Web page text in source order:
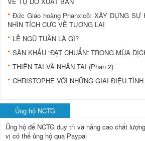
Đức Giáo hoàng Phanxicô: XÂY DỰNG SỰ
NHÌN TÍCH CỰC VỀ TƯƠNG LAI
LỄ NGŨ TUẦN LÀ GÌ?
SÂN KHẤU “ĐẠT CHUẨN” TRONG MÙA
THIÊN TAI VÀ NHÂN TAI (Phần 2)
CHRISTOPHE VỚI NHỮNG GIAI ĐIỆU
Ủng hộ NCTG
Ủng hộ để NCTG duy trì và nâng cao chất
vị có thể ủng hộ qua Paypal